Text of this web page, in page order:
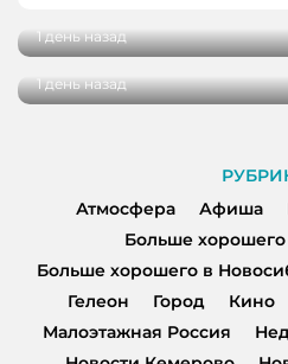
1 день назад
Молодежного центра
1 день назад
Атмосфера
Афиша
Больше
Больше хорошего в
Гелеон
Город Кино
Малоэтажная Россия